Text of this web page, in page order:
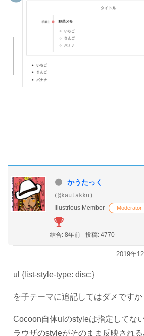
かうたっく
(@kautakku)
Illustrious Member
Moderator
結合: 8年前 投稿: 4770
2019年
ul {list-style-type: disc;}
を子テーマに追記してはダメですか
Cocoon自体ulのstyleは指定してな
ラウザのstyleがそのまま反映される